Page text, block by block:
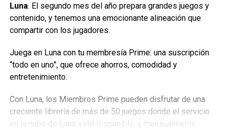
Luna. El segundo mes del año prepara grandes juegos y
contenido, y tenemos una emocionante alineación que
compartir con los jugadores.
Juega en Luna con tu membresía Prime: una suscripción
“todo en uno”, que ofrece ahorros, comodidad y
entretenimiento.
Con Luna, los Miembros Prime pueden disfrutar de una
creciente librería de más de 50 juegos donde el servicio
en la nube de Luna esté disponible, y mensualmente